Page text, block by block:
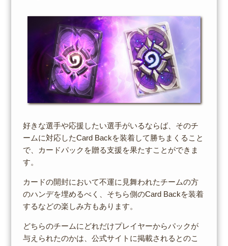
好きな選手や応援したい選手がいるならば、そのチ
ームに対応したCard Backを装着して勝ちまくること
で、カードパックを贈る支援を果たすことができま
す。
カードの開封において不運に見舞われたチームの方
のハンデを埋めるべく、そちら側のCard Backを装着
するなどの楽しみ方もあります。
どちらのチームにどれだけプレイヤーからパックが
与えられたのかは、公式サイトに掲載されるとのこ